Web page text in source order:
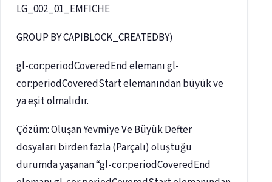
LG_002_01_EMFICHE
GROUP BY CAPIBLOCK_CREATEDBY)
gl-cor:periodCoveredEnd elemanı gl-
cor:periodCoveredStart elemanından büyük ve
ya eşit olmalıdır.
Çözüm: Oluşan Yevmiye Ve Büyük Defter
dosyaları birden fazla (Parçalı) oluştuğu
durumda yaşanan “gl-cor:periodCoveredEnd